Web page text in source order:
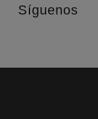
Síguenos